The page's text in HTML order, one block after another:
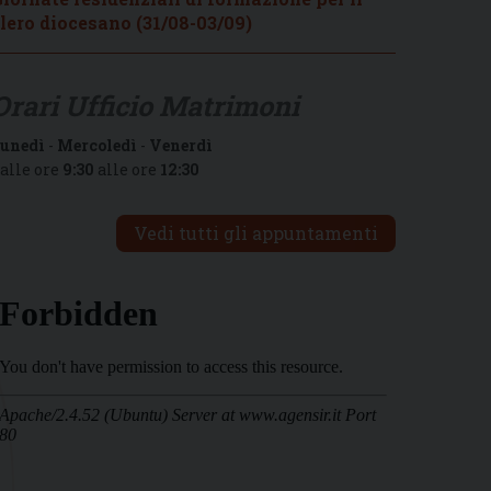
diocesano (31/08-03/09)
- Mercoledì - Venerdì
ore 9:30 alle ore 12:30
Vedi tutti gli appuntamenti